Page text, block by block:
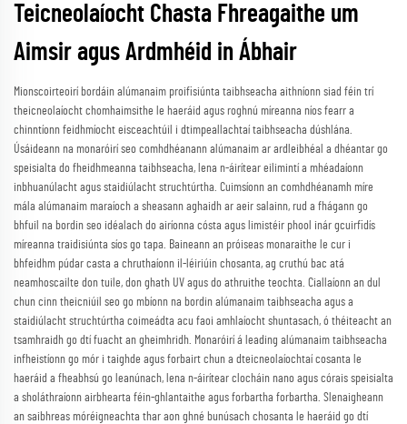
Teicneolaíocht Chasta Fhreagaithe um
Aimsir agus Ardmhéid in Ábhair
Mionscoirteoirí bordáin alúmanaim proifisiúnta taibhseacha aithníonn siad féin trí
theicneolaíocht chomhaimsithe le haeráid agus roghnú míreanna níos fearr a
chinntíonn feidhmíocht eisceachtúil i dtimpeallachtaí taibhseacha dúshlána.
Úsáideann na monaróirí seo comhdhéanann alúmanaim ar ardleibhéal a dhéantar go
speisialta do fheidhmeanna taibhseacha, lena n-áirítear eilimintí a mhéadaíonn
inbhuanúlacht agus staidiúlacht struchtúrtha. Cuimsíonn an comhdhéanamh míre
mála alúmanaim maraíoch a sheasann aghaidh ar aeir salainn, rud a fhágann go
bhfuil na bordin seo idéalach do airíonna cósta agus limistéir phool inár gcuirfidís
míreanna traidisiúnta síos go tapa. Baineann an próiseas monaraithe le cur i
bhfeidhm púdar casta a chruthaíonn il-léiriúin chosanta, ag cruthú bac atá
neamhoscailte don tuile, don ghath UV agus do athruithe teochta. Ciallaíonn an dul
chun cinn theicniúil seo go mbíonn na bordin alúmanaim taibhseacha agus a
staidiúlacht struchtúrtha coimeádta acu faoi amhlaíocht shuntasach, ó théiteacht an
tsamhraidh go dtí fuacht an gheimhridh. Monaróirí á leading alúmanaim taibhseacha
infheistíonn go mór i taighde agus forbairt chun a dteicneolaíochtaí cosanta le
haeráid a fheabhsú go leanúnach, lena n-áirítear clocháin nano agus córais speisialta
a sholáthraíonn airbhearta féin-ghlantaithe agus forbartha forbartha. Slenaigheann
an saibhreas móréigneachta thar aon ghné bunúsach chosanta le haeráid go dtí